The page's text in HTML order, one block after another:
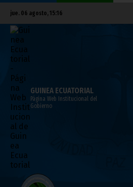
jue. 06 agosto, 15:16
GUINEA ECUATORIAL
Página Web Institucional del
Gobierno
Decreto 004/2022 que
del Decreto 001/2022
enero 24, 2022